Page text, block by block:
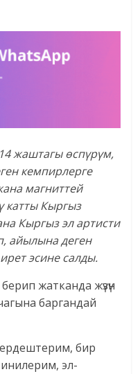
жаштагыөспүрүм,
кемпирлерге
магниттей
катты Кыргыз
Кыргыз эл артисти
айылына деген
эсине салды.
жатканда жүзүн
баргандай
бир
эл-